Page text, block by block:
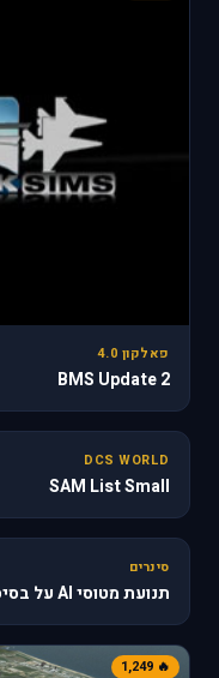
פאלקון 4.0
BMS Update 2
31
DCS WORLD
SAM List Small
🔥 610
סינרים
תנועת מטוסי AI על בסיס skAI 2.3
🔥 1,249